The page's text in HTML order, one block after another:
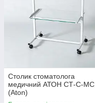
Столик стоматолога
медичний АТОН СТ-С-МС,
(Aton)